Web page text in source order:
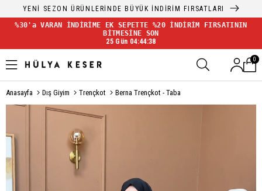
YENİ SEZON ÜRÜNLERİNDE BÜYÜK İNDİRİM FIRSATLARI
%30'a VARAN İNDİRİME EK SEPETTE %20 İNDİRİM FIRSATININ
BİTMESİNE SON
25 Gün 04:44:37
0
Anasayfa Dış Giyim Trençkot Berna Trençkot - Taba